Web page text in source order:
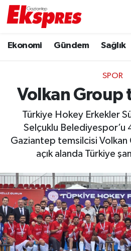
Ekonomi Gündem Sağlık
SPOR
Volkan Group
Türkiye Hokey Erkekler
Selçuklu Belediyespor’u
Gaziantep temsilcisi
açık alanda Türkiye
Ekonomi
Gaziantep son dakika
Genel
Gündem
Kültür Sanat
Magazin
Müzik
Trafik Durumu
Puan Durumu ve Fikstür
Tüm Manşetler
Son Dakika Haberleri